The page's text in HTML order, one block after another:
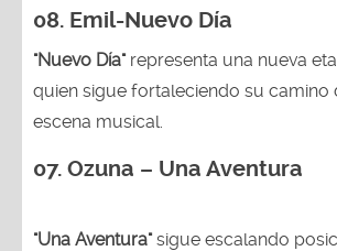
08. Emil-Nuevo Día
"Nuevo Día"representa una nueva
quien sigue fortaleciendo su camino
escena musical.
07. Ozuna – Una Aventura
"Una Aventura"sigue escalando